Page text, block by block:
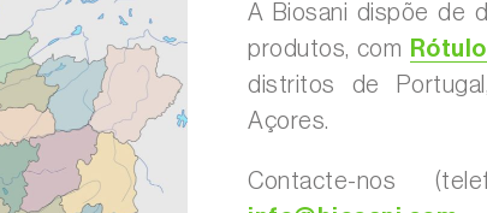
A Biosani dispõe de
produtos, com
distritos de
Açores.
Contacte-nos